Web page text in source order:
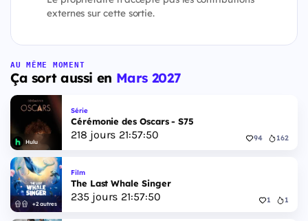
externes sur cette sortie.
AU MÊME MOMENT
Ça sort aussi en Mars 2027
Hulu
Série
Cérémonie des Oscars - S75
218 jours 21:57:49 94 162
+2 autres
Film
The Last Whale Singer
235 jours 21:57:49 1 1